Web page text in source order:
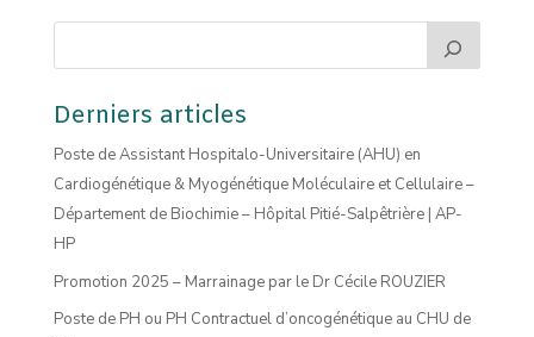
Derniers articles
Poste de Assistant Hospitalo-Universitaire (AHU) en
Cardiogénétique & Myogénétique Moléculaire et Cellulaire –
Département de Biochimie – Hôpital Pitié-Salpêtrière | AP-
HP
Promotion 2025 – Marrainage par le Dr Cécile ROUZIER
Poste de PH ou PH Contractuel d’oncogénétique au CHU de